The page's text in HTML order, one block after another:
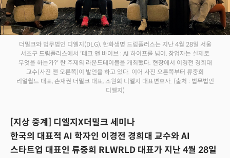
더밀크와 법무법인 디엘지(DLG), 한화생명 드림플러스는 지난 4월 28일 서울
서초구 드림플러스에서 '테크 앤 바이브 : AI 하이프를 넘어, 창업자는 실제로
무엇을 하는가?' 란 주제의 라운드테이블을 개최했다. 현장에서 이경전 경희대
교수(사진 맨 오른쪽)이 발언을 하고 있다. 이어 사진 오른쪽부터 류중희
리얼월드 대표, 손재권 더밀크 대표, 조원희 디엘지 대표변호사. (출처 : 법무법인
디엘지)
[지상 중계] 디엘지X더밀크 세미나
한국의 대표적 AI 학자인 이경전 경희대 교수와 AI
스타트업 대표인 류중희 RLWRLD 대표가 지난 4월 28일